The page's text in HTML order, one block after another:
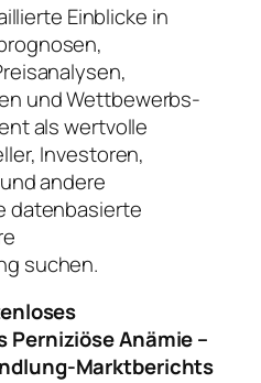
Einblicke in
und Wettbewerbs-
als wertvolle
Investoren,
andere
datenbasierte
suchen.
Perniziöse Anämie –
Marktberichts